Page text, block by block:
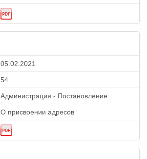
05.02.2021
54
Администрация - Постановление
О присвоении адресов